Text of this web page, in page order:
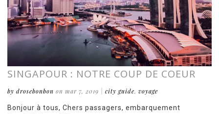
SINGAPOUR : NOTRE COUP DE COEUR
by drosebonbon on mar 7, 2019 city guide, voyage
Bonjour à tous, Chers passagers, embarquement